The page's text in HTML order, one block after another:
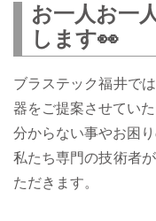
お一人お一
します👀
ブラステック福井で
器をご提案させていた
分からない事やお困
私たち専門の技術者
ただきます。